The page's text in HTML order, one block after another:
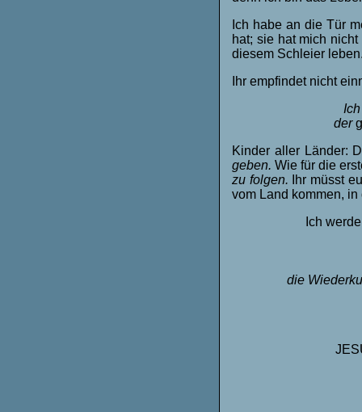
Ich habe an die Tür
hat; sie hat mich
diesem Schleier
Ihr empfindet nicht
der
Kinder aller Länder:
geben. Wie für die
zu folgen.
Ihr müsst
vom Land kommen,
Ich
die